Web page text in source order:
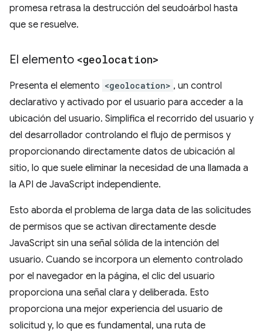
promesa retrasa la destrucción del seudoárbol hasta
que se resuelve.
El elemento <geolocation>
Presenta el elemento <geolocation> , un control
declarativo y activado por el usuario para acceder a la
ubicación del usuario. Simplifica el recorrido del usuario y
del desarrollador controlando el flujo de permisos y
proporcionando directamente datos de ubicación al
sitio, lo que suele eliminar la necesidad de una llamada a
la API de JavaScript independiente.
Esto aborda el problema de larga data de las solicitudes
de permisos que se activan directamente desde
JavaScript sin una señal sólida de la intención del
usuario. Cuando se incorpora un elemento controlado
por el navegador en la página, el clic del usuario
proporciona una señal clara y deliberada. Esto
proporciona una mejor experiencia del usuario de
solicitud y, lo que es fundamental, una ruta de